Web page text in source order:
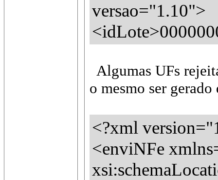
versao="1.10">
Algumas UFs
o mesmo ser
<?xml
<enviNFe